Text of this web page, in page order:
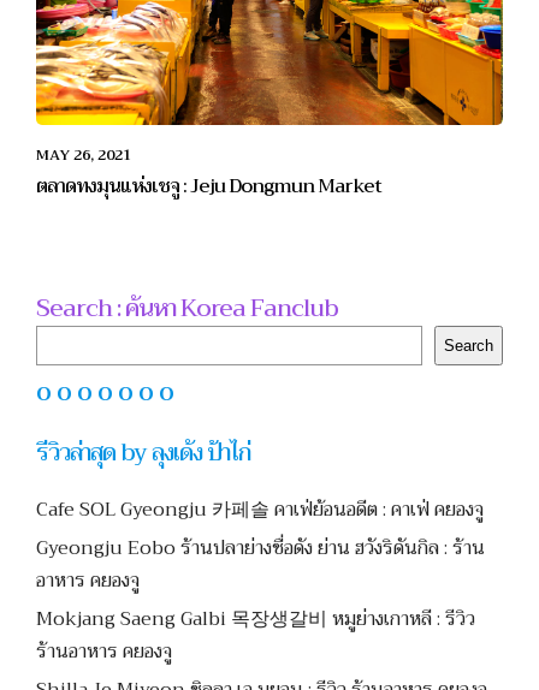
MAY 26, 2021
ตลาดทงมุนแห่งเชจู : Jeju Dongmun Market
Search : ค้นหา Korea Fanclub
Search Search
O O O O O O O
รีวิวล่าสุด by ลุงเด้ง ป้าไก่
Cafe SOL Gyeongju 카페솔 คาเฟ่ย้อนอดีต : คาเฟ่ คยองจู
Gyeongju Eobo ร้านปลาย่างชื่อดัง ย่าน ฮวังริดันกิล : ร้าน
อาหาร คยองจู
Mokjang Saeng Galbi 목장생갈비 หมูย่างเกาหลี : รีวิว
ร้านอาหาร คยองจู